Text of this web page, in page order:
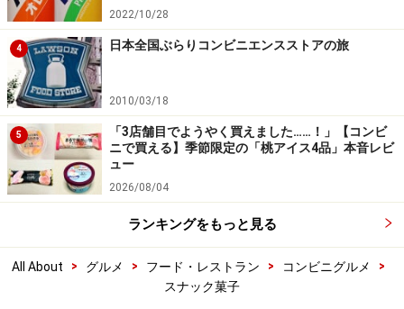
2022/10/28
4 日本全国ぶらりコンビニエンスストアの旅
2010/03/18
5
「3店舗目でようやく買えました……！」【コンビ
ニで買える】季節限定の「桃アイス4品」本音レビ
ュー
2026/08/04
ランキングをもっと見る
All About > グルメ > フード・レストラン > コンビニグルメ
>
スナック菓子